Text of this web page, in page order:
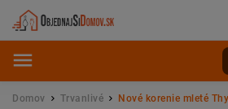
Domov / Trvanlivé / Nové korenie mleté